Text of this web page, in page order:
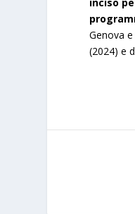
Genova
(2024) e